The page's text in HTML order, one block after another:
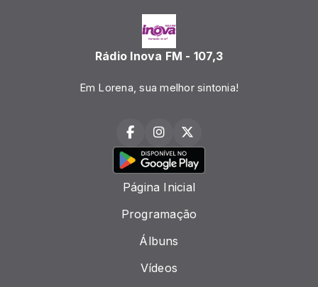
Rádio Inova FM - 107,3
Em Lorena, sua melhor sintonia!
Página Inicial
Programação
Álbuns
Vídeos